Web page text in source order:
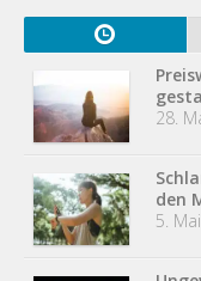
28.
den
5.